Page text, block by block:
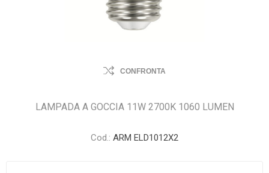
CONFRONTA
LAMPADA A GOCCIA 11W 2700K 1060 LUMEN
Cod.: ARM ELD1012X2